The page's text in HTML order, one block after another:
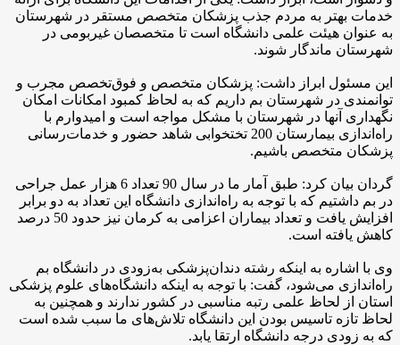
خدمات بهتر به مردم جذب پزشکان متخصص مستقر در شهرستان
به عنوان هیئت علمی دانشگاه است تا متخصصان غیربومی در
شهرستان ماندگار شوند.
این مسئول ابراز داشت: پزشکان متخصص و فوق‌تخصص مجرب و
توانمندی در شهرستان بم داریم که به لحاظ کمبود امکانات امکان
نگهداری آنها در شهرستان با مشکل مواجه است و امیدوارم با
راه‌اندازی بیمارستان 200 تختخوابی شاهد حضور و خدمات‌رسانی
پزشکان متخصص باشیم.
گردان بیان کرد: طبق آمار ما در سال 90 تعداد 6 هزار عمل جراحی
در بم داشتیم که با توجه به راه‌اندازی دانشگاه این تعداد به دو برابر
افزایش یافت و تعداد بیماران اعزامی به کرمان نیز حدود 50 درصد
کاهش یافته است.
وی با اشاره به اینکه رشته دندان‌پزشکی به‌زودی در دانشگاه بم
راه‌اندازی می‌شود، گفت: با توجه به اینکه دانشگاه‌های علوم پزشکی
استان از لحاظ علمی رتبه مناسبی در کشور ندارند و همچنین به
لحاظ تازه تاسیس بودن این دانشگاه تلاش‌های ما سبب شده است
که به زودی درجه دانشگاه ارتقا یابد.